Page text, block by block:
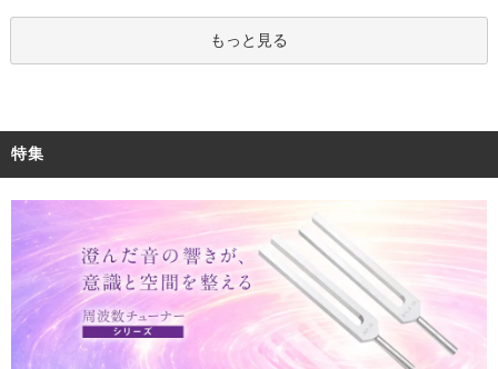
もっと見る
特集